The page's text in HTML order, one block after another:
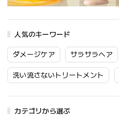
人気のキーワード
ダメージケア サラサラヘア
洗い流さないトリートメント
カテゴリから選ぶ